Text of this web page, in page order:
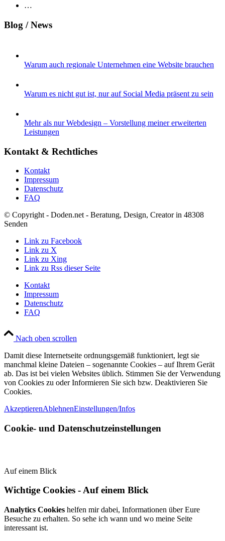
…
Blog / News
Warum auch regionale Unternehmen eine Website brauchen
Warum es nicht gut ist, nur auf Social Media präsent zu sein
Mehr als nur Webdesign – Vorstellung meiner erweiterten
Leistungen
Kontakt & Rechtliches
Kontakt
Impressum
Datenschutz
FAQ
© Copyright - Doden.net - Beratung, Design, Creator in 48308
Senden
Link zu Facebook
Link zu X
Link zu Xing
Link zu Rss dieser Seite
Kontakt
Impressum
Datenschutz
FAQ
Nach oben scrollen
Damit diese Internetseite ordnungsgemäß funktioniert, legt sie
manchmal kleine Dateien – sogenannte Cookies – auf Ihrem Gerät
ab. Das ist bei vielen Websites üblich. Stimmen Sie der Verwendung
von Cookies zu oder Informieren Sie sich bzw. Deaktivieren Sie
Cookies.
AkzeptierenAblehnenEinstellungen/Infos
Cookie- und Datenschutzeinstellungen
Auf einem Blick
Wichtige Cookies - Auf einem Blick
Analytics Cookies helfen mir dabei, Informationen über Eure
Besuche zu erhalten. So sehe ich wann und wo meine Seite
interessant ist.